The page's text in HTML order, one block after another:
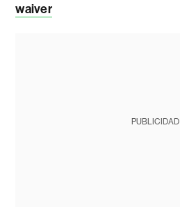
waiver
PUBLICIDAD